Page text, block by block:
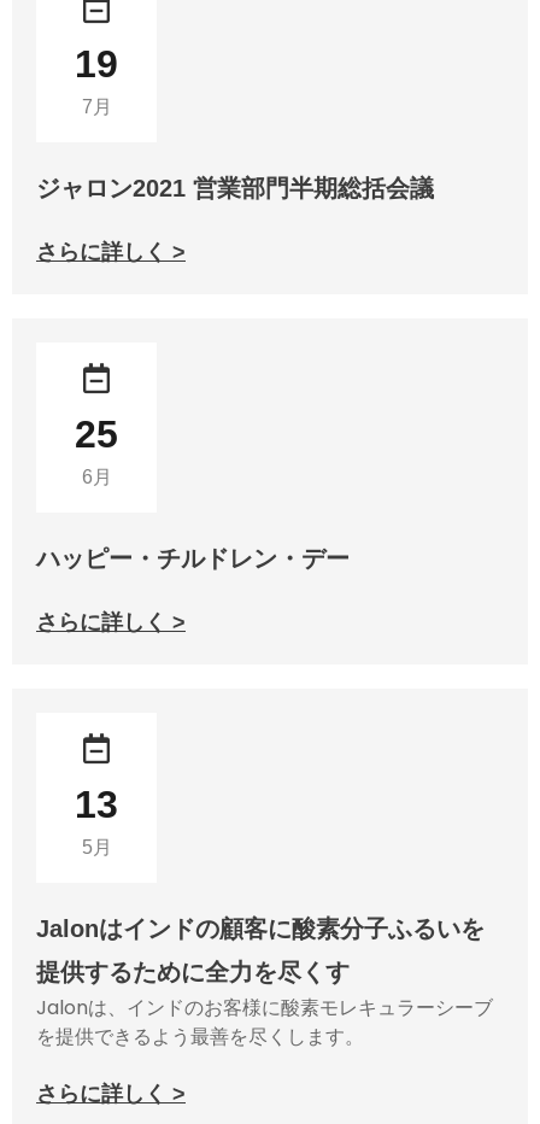
19
7月
ジャロン2021 営業部門半期総括会議
さらに詳しく >
25
6月
ハッピー・チルドレン・デー
さらに詳しく >
13
5月
Jalonはインドの顧客に酸素分子ふるいを
提供するために全力を尽くす
Jalonは、インドのお客様に酸素モレキュラーシーブ
を提供できるよう最善を尽くします。
さらに詳しく >